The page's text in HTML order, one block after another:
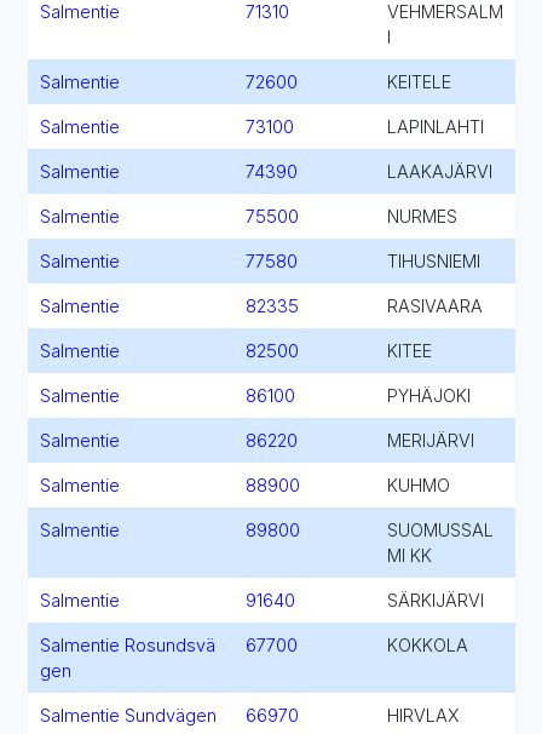
Salmentie 71310
VEHMERSALM
Salmentie 72600 KEITELE
Salmentie 73100 LAPINLAHTI
Salmentie 74390 LAAKAJÄRVI
Salmentie 75500 NURMES
Salmentie 77580 TIHUSNIEMI
Salmentie 82335 RASIVAARA
Salmentie 82500 KITEE
Salmentie 86100 PYHÄJOKI
Salmentie 86220 MERIJÄRVI
Salmentie 88900 KUHMO
Salmentie 89800
SUOMUSSAL
MI KK
Salmentie 91640 SÄRKIJÄRVI
Salmentie Rosundsvä
gen
67700 KOKKOLA
Salmentie Sundvägen 66970 HIRVLAX